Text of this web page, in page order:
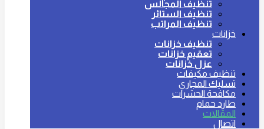
تنظيف المجالس
تنظيف الستائر
تنظيف المراتب
خزانات
تنظيف خزانات
تعقيم خزانات
عزل خزانات
تنظيف مكيفات
تسليك المجاري
مكافحة الحشرات
طارد حمام
المقالات
اتصال